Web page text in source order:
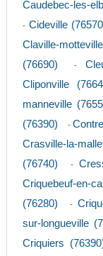
Caudebec-les-
- Cideville
Claville-
(76690)
-
Cliponville
manneville
(76390)
-
Crasville-la-
(76740)
-
Criquebeuf-en-
(76280)
-
sur-longueville
Criquiers